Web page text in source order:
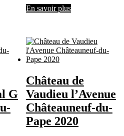
En savoir plus
G
Château de
Vaudieu l’Avenue
Châteauneuf-du-
Pape 2020